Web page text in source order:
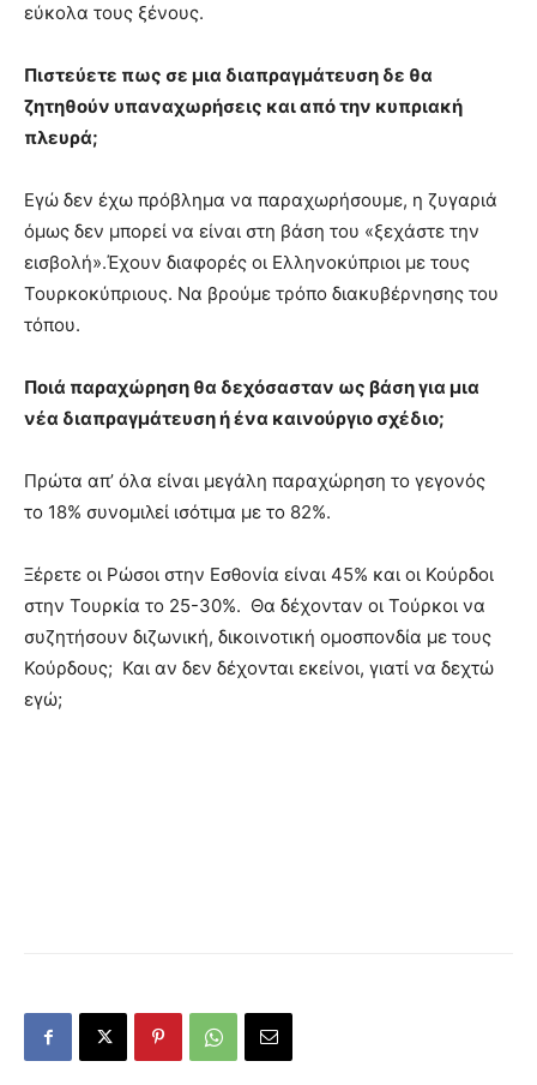
εύκολα τους ξένους.
Πιστεύετε πως σε μια διαπραγμάτευση δε θα
ζητηθούν υπαναχωρήσεις και από την κυπριακή
πλευρά;
Εγώ δεν έχω πρόβλημα να παραχωρήσουμε, η ζυγαριά
όμως δεν μπορεί να είναι στη βάση του «ξεχάστε την
εισβολή».Έχουν διαφορές οι Ελληνοκύπριοι με τους
Τουρκοκύπριους. Να βρούμε τρόπο διακυβέρνησης του
τόπου.
Ποιά παραχώρηση θα δεχόσασταν ως βάση για μια
νέα διαπραγμάτευση ή ένα καινούργιο σχέδιο;
Πρώτα απ’ όλα είναι μεγάλη παραχώρηση το γεγονός
το 18% συνομιλεί ισότιμα με το 82%.
Ξέρετε οι Ρώσοι στην Εσθονία είναι 45% και οι Κούρδοι
στην Τουρκία το 25-30%. Θα δέχονταν οι Τούρκοι να
συζητήσουν διζωνική, δικοινοτική ομοσπονδία με τους
Κούρδους; Και αν δεν δέχονται εκείνοι, γιατί να δεχτώ
εγώ;